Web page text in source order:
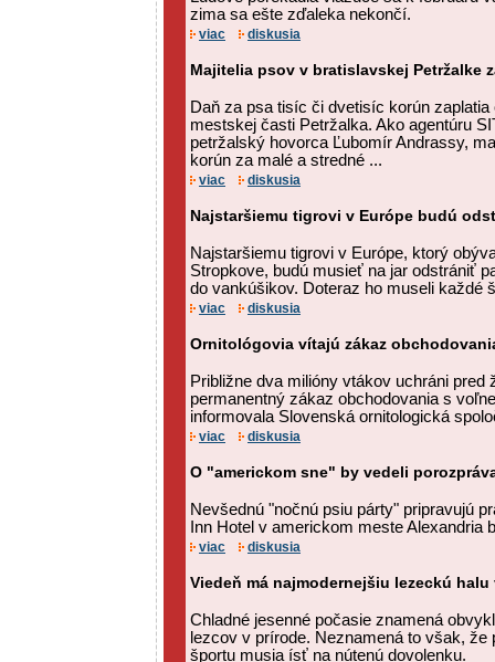
zima sa ešte zďaleka nekončí.
viac diskusia
Majitelia psov v bratislavskej Petržalke
Daň za psa tisíc či dvetisíc korún
mestskej časti Petržalka. Ako agentúru
petržalský hovorca Ľubomír Andrassy,
korún za malé a stredné ...
viac diskusia
Najstaršiemu tigrovi v Európe budú
Najstaršiemu tigrovi v Európe, ktorý
Stropkove, budú musieť na jar odstrániť
do vankúšikov. Doteraz ho museli každé
viac diskusia
Ornitológovia vítajú zákaz
Približne dva milióny vtákov uchráni
permanentný zákaz obchodovania s
informovala Slovenská ornitologická
viac diskusia
O "americkom sne" by vedeli
Nevšednú "nočnú psiu párty" pripravujú
Inn Hotel v americkom meste Alexandria
viac diskusia
Viedeň má najmodernejšiu lezeckú halu
Chladné jesenné počasie znamená
lezcov v prírode. Neznamená to však, že
športu musia ísť na nútenú dovolenku.